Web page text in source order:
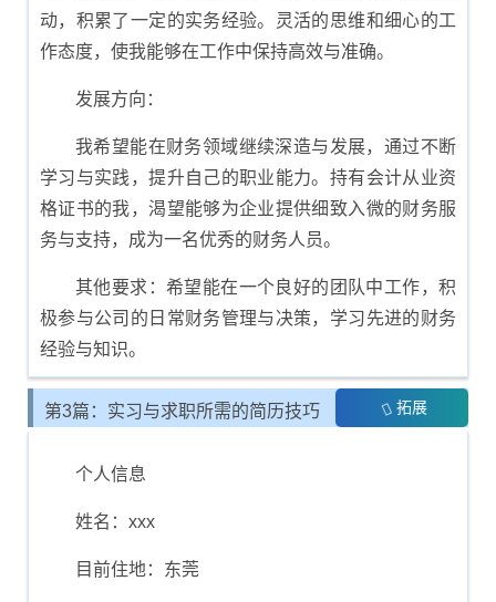
动，积累了一定的实务经验。灵活的思维和细心的工
作态度，使我能够在工作中保持高效与准确。
发展方向：
我希望能在财务领域继续深造与发展，通过不断
学习与实践，提升自己的职业能力。持有会计从业资
格证书的我，渴望能够为企业提供细致入微的财务服
务与支持，成为一名优秀的财务人员。
其他要求：希望能在一个良好的团队中工作，积
极参与公司的日常财务管理与决策，学习先进的财务
经验与知识。
第3篇：实习与求职所需的简历技巧 拓展
个人信息
姓名：xxx
目前住地：东莞